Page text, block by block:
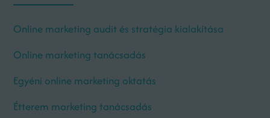
Online marketing audit és stratégia kialakítása
Online marketing tanácsadás
Egyéni online marketing oktatás
Étterem marketing tanácsadás